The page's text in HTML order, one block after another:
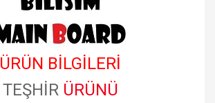
ÜRÜN BİLGİLERİ
TEŞHİR ÜRÜNÜ